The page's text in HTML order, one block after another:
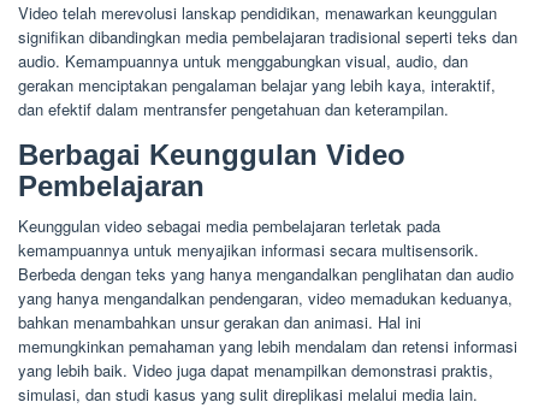
Video telah merevolusi lanskap pendidikan, menawarkan keunggulan
signifikan dibandingkan media pembelajaran tradisional seperti teks dan
audio. Kemampuannya untuk menggabungkan visual, audio, dan
gerakan menciptakan pengalaman belajar yang lebih kaya, interaktif,
dan efektif dalam mentransfer pengetahuan dan keterampilan.
Berbagai Keunggulan Video
Pembelajaran
Keunggulan video sebagai media pembelajaran terletak pada
kemampuannya untuk menyajikan informasi secara multisensorik.
Berbeda dengan teks yang hanya mengandalkan penglihatan dan audio
yang hanya mengandalkan pendengaran, video memadukan keduanya,
bahkan menambahkan unsur gerakan dan animasi. Hal ini
memungkinkan pemahaman yang lebih mendalam dan retensi informasi
yang lebih baik. Video juga dapat menampilkan demonstrasi praktis,
simulasi, dan studi kasus yang sulit direplikasi melalui media lain.